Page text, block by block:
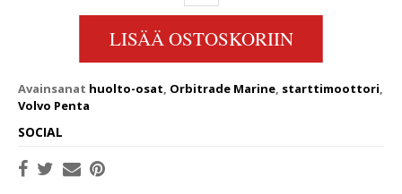
LISÄÄ OSTOSKORIIN
Avainsanat huolto-osat, Orbitrade Marine, starttimoottori,
Volvo Penta
SOCIAL